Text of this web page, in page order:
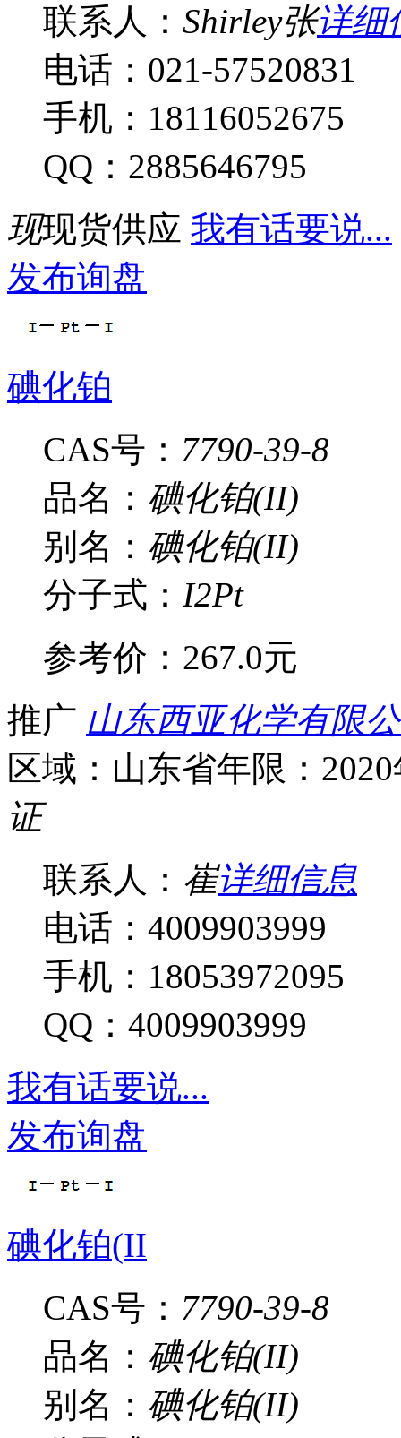
联系人： Shirley张详细
电话：021-57520831
手机：18116052675
QQ：2885646795
现现货供应 我有话要说...
发布询盘
碘化铂
CAS号： 7790-39-8
品名： 碘化铂(II)
别名： 碘化铂(II)
分子式： I2Pt
参考价： 267.0元
推广 山东西亚化学有限
区域：山东省年限：
证
联系人： 崔详细信息
电话：4009903999
手机：18053972095
QQ：4009903999
我有话要说...
发布询盘
碘化铂(II
CAS号： 7790-39-8
品名： 碘化铂(II)
别名： 碘化铂(II)